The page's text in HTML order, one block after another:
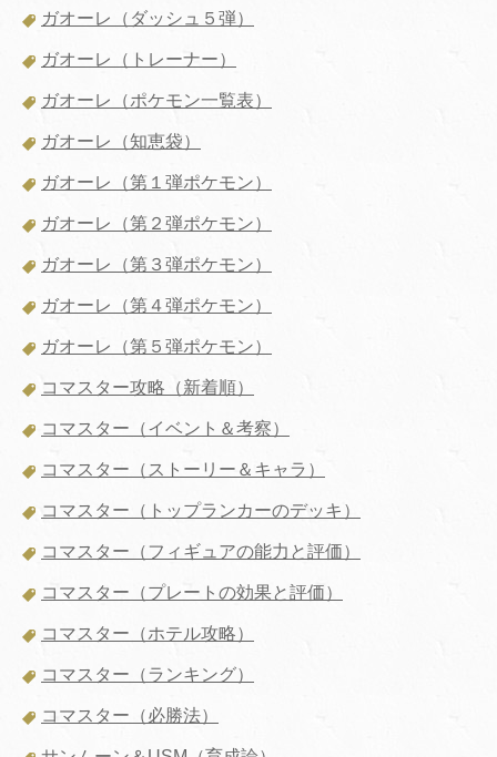
ガオーレ（ダッシュ５弾）
ガオーレ（トレーナー）
ガオーレ（ポケモン一覧表）
ガオーレ（知恵袋）
ガオーレ（第１弾ポケモン）
ガオーレ（第２弾ポケモン）
ガオーレ（第３弾ポケモン）
ガオーレ（第４弾ポケモン）
ガオーレ（第５弾ポケモン）
コマスター攻略（新着順）
コマスター（イベント＆考察）
コマスター（ストーリー＆キャラ）
コマスター（トップランカーのデッキ）
コマスター（フィギュアの能力と評価）
コマスター（プレートの効果と評価）
コマスター（ホテル攻略）
コマスター（ランキング）
コマスター（必勝法）